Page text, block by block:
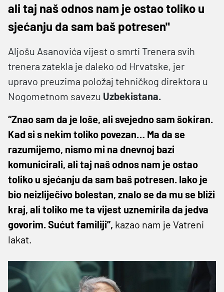
ali taj naš odnos nam je ostao toliko u
sjećanju da sam baš potresen"
Aljošu Asanovića vijest o smrti Trenera svih
trenera zatekla je daleko od Hrvatske, jer
upravo preuzima položaj tehničkog direktora u
Nogometnom savezu Uzbekistana.
“Znao sam da je loše, ali svejedno sam šokiran.
Kad si s nekim toliko povezan… Ma da se
razumijemo, nismo mi na dnevnoj bazi
komunicirali, ali taj naš odnos nam je ostao
toliko u sjećanju da sam baš potresen. Iako je
bio neizliječivo bolestan, znalo se da mu se bliži
kraj, ali toliko me ta vijest uznemirila da jedva
govorim. Sućut familiji”, kazao nam je Vatreni
lakat.